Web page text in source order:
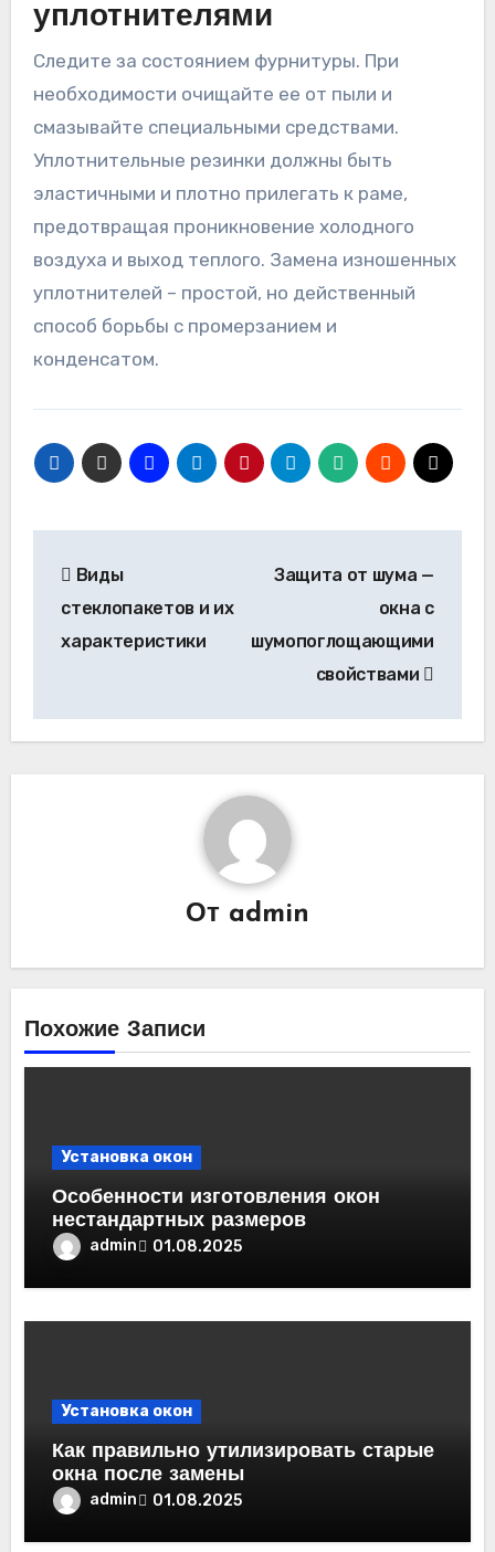
уплотнителями
Следите за состоянием фурнитуры. При
необходимости очищайте ее от пыли и
смазывайте специальными средствами.
Уплотнительные резинки должны быть
эластичными и плотно прилегать к раме,
предотвращая проникновение холодного
воздуха и выход теплого. Замена изношенных
уплотнителей – простой, но действенный
способ борьбы с промерзанием и
конденсатом.
по
записям
Виды
стеклопакетов и их
характеристики
Защита от шума —
окна с
шумопоглощающими
свойствами
От admin
Похожие Записи
Установка окон
Особенности изготовления окон
нестандартных размеров
admin 01.08.2025
Установка окон
Как правильно утилизировать старые
окна после замены
admin 01.08.2025